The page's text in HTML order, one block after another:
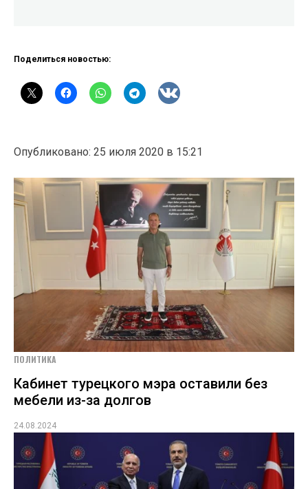
Поделиться новостью:
Опубликовано: 25 июля 2020 в 15:21
ПОЛИТИКА
Кабинет турецкого мэра оставили без
мебели из-за долгов
24.08.2024